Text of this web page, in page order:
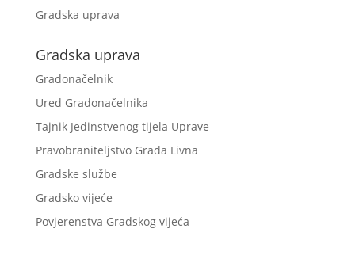
Gradska uprava
Gradska uprava
Gradonačelnik
Ured Gradonačelnika
Tajnik Jedinstvenog tijela Uprave
Pravobraniteljstvo Grada Livna
Gradske službe
Gradsko vijeće
Povjerenstva Gradskog vijeća